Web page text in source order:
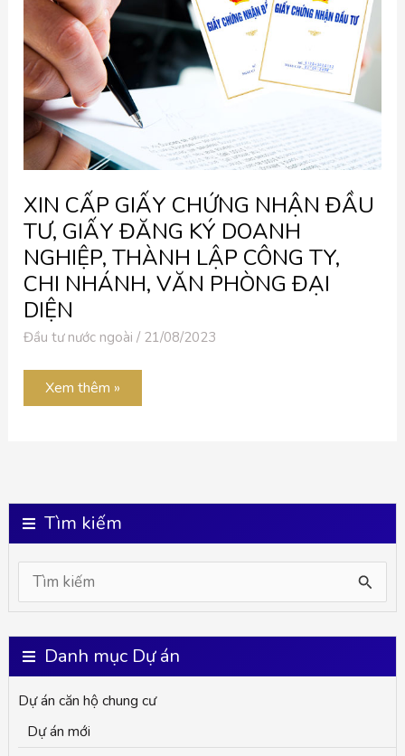
XIN CẤP GIẤY CHỨNG NHẬN ĐẦU
TƯ, GIẤY ĐĂNG KÝ DOANH
NGHIỆP, THÀNH LẬP CÔNG TY,
CHI NHÁNH, VĂN PHÒNG ĐẠI
DIỆN
Đầu tư nước ngoài / 21/08/2023
ĐẦU
TƯ,
GIẤY
ĐĂNG
KÝ
DOANH
NGHIỆP,
THÀNH
LẬP
CÔNG
TY,
CHI
VĂN
PHÒNG
ĐẠI
DIỆN
Xem thêm »
Tìm kiếm
e
a
r
c
Danh mục Dự án
Dự án căn hộ chung cư
Dự án mới